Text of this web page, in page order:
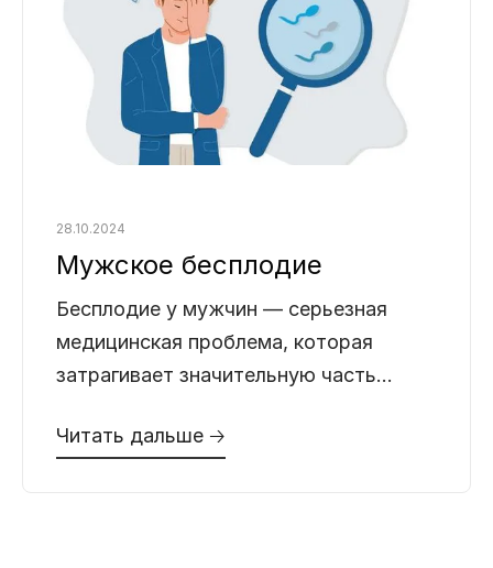
Мужское бесплодие
28.10.2024
Бесплодие у мужчин — серьезная
медицинская проблема, которая
затрагивает значительную часть
детей. По статистике, мужское
Читать дальше 🡢